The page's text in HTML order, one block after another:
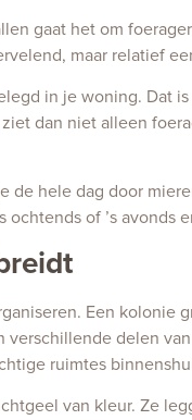
gaat het om
maar relatief
in je woning. Dat
dan niet alleen
hele dag door
of ’s
Een
delen
ruimtes
van kleur. Ze